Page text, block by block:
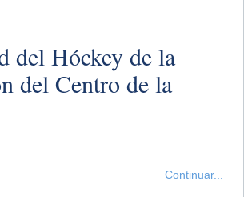
del Hóckey de la
del Centro de la
Continuar...